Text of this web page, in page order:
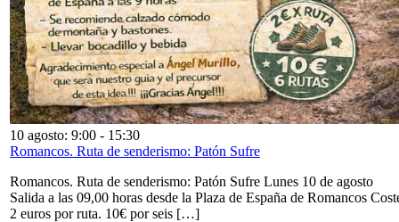
10 agosto: 9:00 - 15:30
Romancos. Ruta de senderismo: Patón Sufre
Romancos. Ruta de senderismo: Patón Sufre Lunes 10 de agosto
Salida a las 09,00 horas desde la Plaza de España de Romancos
2 euros por ruta. 10€ por seis […]